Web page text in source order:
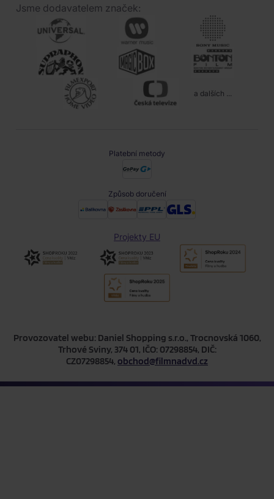
Jsme dodavatelem značek:
a dalších ...
Platební metody
Způsob doručení
Projekty EU
Provozovatel webu: Daniel Shopping s.r.o., Trocnovská 1060,
Trhové Sviny, 374 01, IČO: 07298854, DIČ:
CZ07298854, obchod@filmnadvd.cz